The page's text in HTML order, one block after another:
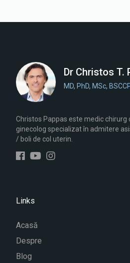
Dr Christos T.
MD, PhD, MSc,
Christos Pappas este medic chirurg
ginecolog specializat în admitere
/ boli de col uterin.
Links
Acasă
Despre
Blog